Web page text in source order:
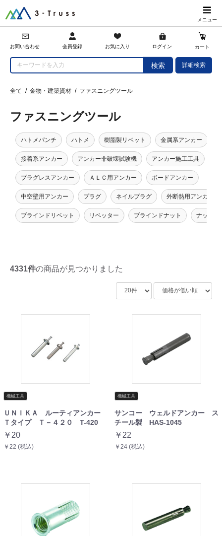
メニュー
お問い合わせ 会員登録 お気に入り ログイン カート
検索 詳細検索
全て / 金物・建築資材 / ファスニングツール
ファスニングツール
ハトメパンチ ハトメ 樹脂製リベット 金属系アンカー
接着系アンカー アンカー非破壊試験機 アンカー施工工具
プラグレスアンカー ＡＬＣ用アンカー ボードアンカー
中空壁用アンカー プラグ ネイルプラグ 外断熱用アンカー
ブラインドリベット リベッター ブラインドナット ナッター
4331件の商品が見つかりました
機械工具
ＵＮＩＫＡ ルーティアンカー
Ｔタイプ Ｔ－４２０ T-420
￥20
￥22 (税込)
機械工具
サンコー ウェルドアンカー ス
チール製 HAS-1045
￥22
￥24 (税込)